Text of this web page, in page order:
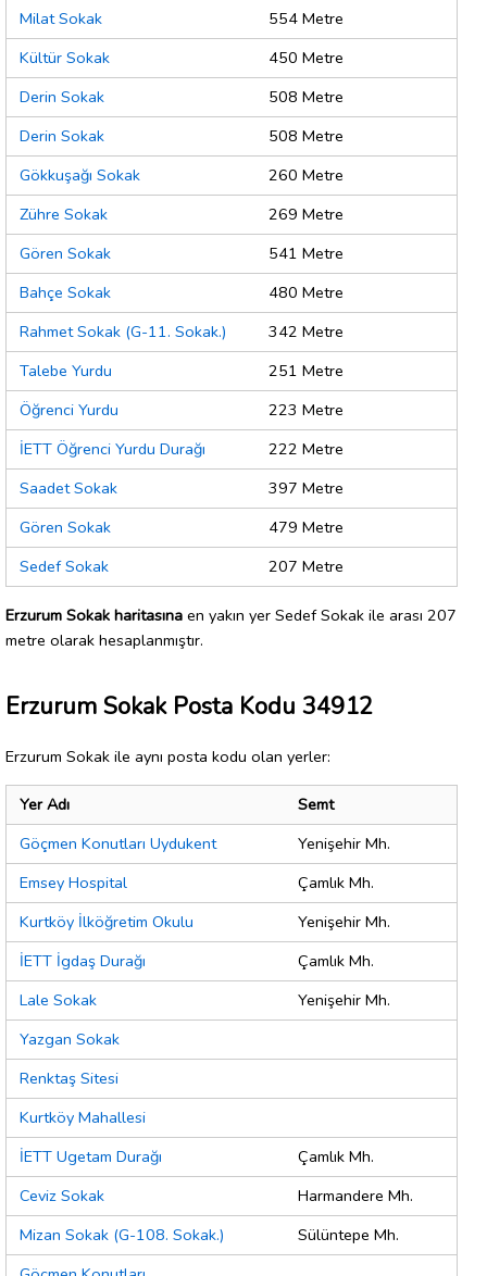
Milat Sokak
554 Metre
Kültür Sokak
450 Metre
Derin Sokak
508 Metre
Derin Sokak
508 Metre
Gökkuşağı Sokak
260 Metre
Zühre Sokak
269 Metre
Gören Sokak
541 Metre
Bahçe Sokak
480 Metre
Rahmet Sokak (G-11. Sokak.)
342 Metre
Talebe Yurdu
251 Metre
Öğrenci Yurdu
223 Metre
İETT Öğrenci Yurdu Durağı
222 Metre
Saadet Sokak
397 Metre
Gören Sokak
479 Metre
Sedef Sokak
207 Metre
Erzurum Sokak haritasına en yakın yer Sedef Sokak ile arası 207
metre olarak hesaplanmıştır.
Erzurum Sokak Posta Kodu 34912
Erzurum Sokak ile aynı posta kodu olan yerler:
Yer Adı
Semt
Göçmen Konutları Uydukent
Yenişehir Mh.
Emsey Hospital
Çamlık Mh.
Kurtköy İlköğretim Okulu
Yenişehir Mh.
İETT İgdaş Durağı
Çamlık Mh.
Lale Sokak
Yenişehir Mh.
Yazgan Sokak
Renktaş Sitesi
Kurtköy Mahallesi
İETT Ugetam Durağı
Çamlık Mh.
Ceviz Sokak
Harmandere Mh.
Mizan Sokak (G-108. Sokak.)
Sülüntepe Mh.